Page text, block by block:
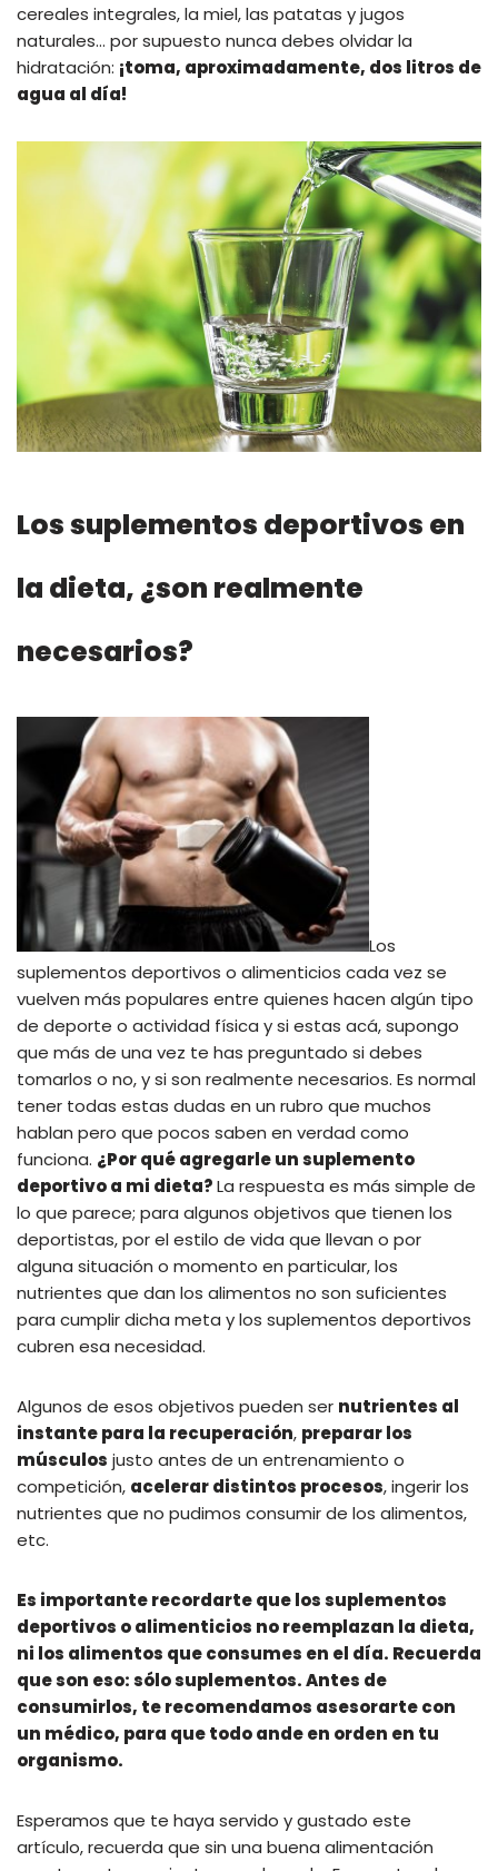
cereales integrales, la miel, las patatas y jugos
naturales… por supuesto nunca debes olvidar la
hidratación: ¡toma, aproximadamente, dos litros de
agua al día!
Los suplementos deportivos en
la dieta, ¿son realmente
necesarios?
Los
suplementos deportivos o alimenticios cada vez se
vuelven más populares entre quienes hacen algún tipo
de deporte o actividad física y si estas acá, supongo
que más de una vez te has preguntado si debes
tomarlos o no, y si son realmente necesarios. Es normal
tener todas estas dudas en un rubro que muchos
hablan pero que pocos saben en verdad como
funciona. ¿Por qué agregarle un suplemento
deportivo a mi dieta?La respuesta es más simple de
lo que parece; para algunos objetivos que tienen los
deportistas, por el estilo de vida que llevan o por
alguna situación o momento en particular, los
nutrientes que dan los alimentos no son suficientes
para cumplir dicha meta y los suplementos deportivos
cubren esa necesidad.
Algunos de esos objetivos pueden ser nutrientes al
instante para la recuperación, preparar los
músculos justo antes de un entrenamiento o
competición, acelerar distintos procesos, ingerir los
nutrientes que no pudimos consumir de los alimentos,
etc.
Es importante recordarte que los suplementos
deportivos o alimenticios no reemplazan la dieta,
ni los alimentos que consumes en el día. Recuerda
que son eso: sólo suplementos. Antes de
consumirlos, te recomendamos asesorarte con
un médico, para que todo ande en orden en tu
organismo.
Esperamos que te haya servido y gustado este
artículo, recuerda que sin una buena alimentación